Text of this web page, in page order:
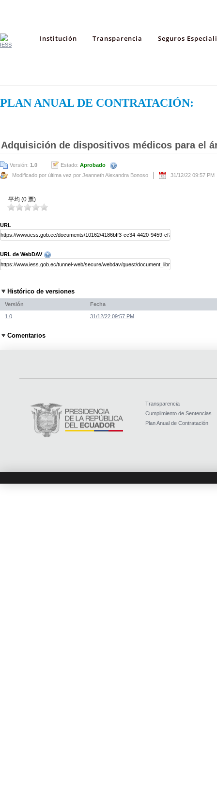
Institución Transparencia Seguros
PLAN ANUAL DE CONTRATACIÓN:
Adquisición de dispositivos médicos para el
Versión: 1.0 Estado: Aprobado
Modificado por última vez por Jeanneth Alexandra Bonoso
31/12/22 09:57 PM
平均 (0 票)
URL
URL de WebDAV
Histórico de versiones
Versión Fecha
1.0 31/12/22 09:57 PM
Comentarios
Transparencia
Cumplimiento de Sentencias
Plan Anual de Contratación